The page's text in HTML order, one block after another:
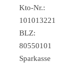
Kto-Nr.:
101013221
BLZ:
80550101
Sparkasse